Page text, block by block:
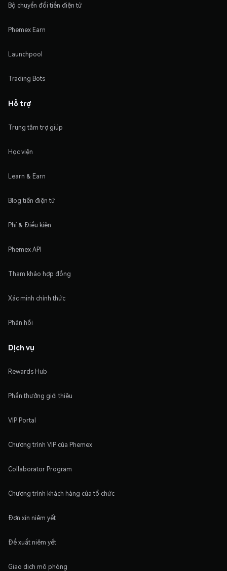
Bộ chuyển đổi tiền điện tử
Phemex Earn
Launchpool
Trading Bots
Hỗ trợ
Trung tâm trợ giúp
Học viện
Learn & Earn
Blog tiền điện tử
Phí & Điều kiện
Phemex API
Tham khảo hợp đồng
Xác minh chính thức
Phản hồi
Dịch vụ
Rewards Hub
Phần thưởng giới thiệu
VIP Portal
Chương trình VIP của Phemex
Collaborator Program
Chương trình khách hàng của tổ chức
Đơn xin niêm yết
Đề xuất niêm yết
Giao dịch mô phỏng